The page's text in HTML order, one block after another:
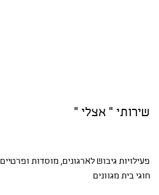
שירותי " אצלי "
פעילויות גיבושלארגונים, מוסדות ופרטיים
חוגי בית מגוונים